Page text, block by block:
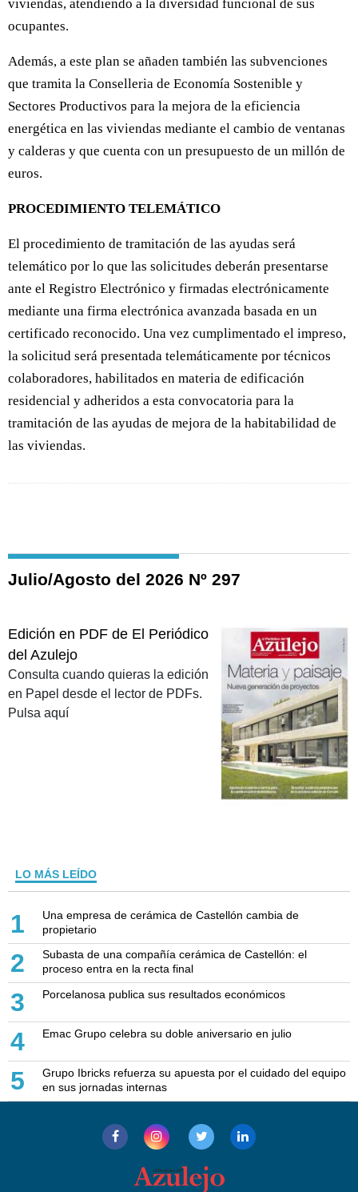
viviendas, atendiendo a la diversidad funcional de sus
ocupantes.
Además, a este plan se añaden también las subvenciones
que tramita la Conselleria de Economía Sostenible y
Sectores Productivos para la mejora de la eficiencia
energética en las viviendas mediante el cambio de ventanas
y calderas y que cuenta con un presupuesto de un millón de
euros.
PROCEDIMIENTO TELEMÁTICO
El procedimiento de tramitación de las ayudas será
telemático por lo que las solicitudes deberán presentarse
ante el Registro Electrónico y firmadas electrónicamente
mediante una firma electrónica avanzada basada en un
certificado reconocido. Una vez cumplimentado el impreso,
la solicitud será presentada telemáticamente por técnicos
colaboradores, habilitados en materia de edificación
residencial y adheridos a esta convocatoria para la
tramitación de las ayudas de mejora de la habitabilidad de
las viviendas.
Julio/Agosto del 2026 Nº 297
Edición en PDF de El Periódico
del Azulejo
Consulta cuando quieras la edición
en Papel desde el lector de PDFs.
Pulsa aquí
LO MÁS LEÍDO
1
Una empresa de cerámica de Castellón cambia de
propietario
2
Subasta de una compañía cerámica de Castellón: el
proceso entra en la recta final
3 Porcelanosa publica sus resultados económicos
4 Emac Grupo celebra su doble aniversario en julio
5
Grupo Ibricks refuerza su apuesta por el cuidado del equipo
en sus jornadas internas